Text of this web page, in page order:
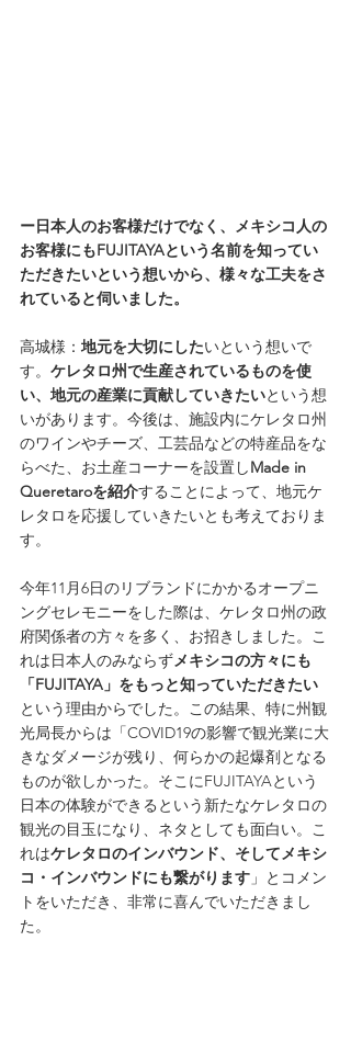
ー日本人のお客様だけでなく、メキシコ人の
お客様にもFUJITAYAという名前を知ってい
ただきたいという想いから、様々な工夫をさ
れていると伺いました。
高城様： 地元を大切にしたいという想いで
す。 ケレタロ州で生産されているものを使
い、地元の産業に貢献していきたいという想
いがあります。今後は、施設内にケレタロ州
のワインやチーズ、工芸品などの特産品をな
らべた、お土産コーナーを設置しMade in
Queretaroを紹介することによって、地元ケ
レタロを応援していきたいとも考えておりま
す。
今年11月6日のリブランドにかかるオープニ
ングセレモニーをした際は、ケレタロ州の政
府関係者の方々を多く、お招きしました。こ
れは日本人のみならずメキシコの方々にも
「FUJITAYA」をもっと知っていただきたい
という理由からでした。この結果、特に州観
光局長からは「COVID19の影響で観光業に大
きなダメージが残り、何らかの起爆剤となる
ものが欲しかった。そこにFUJITAYAという
日本の体験ができるという新たなケレタロの
観光の目玉になり、ネタとしても面白い。こ
れはケレタロのインバウンド、そしてメキシ
コ・インバウンドにも繋がります 」とコメン
トをいただき、非常に喜んでいただきまし
た。